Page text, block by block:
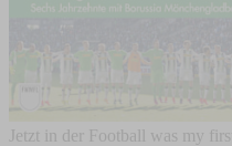
Jetzt in der Football was my